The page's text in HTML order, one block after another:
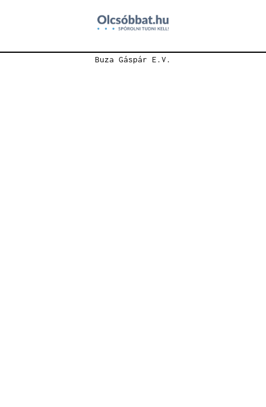
Buza Gáspár E.V.